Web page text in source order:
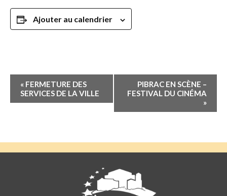
Ajouter au calendrier
Navigation
Évènement
« FERMETURE DES
SERVICES DE LA VILLE
PIBRAC EN SCÈNE –
FESTIVAL DU CINÉMA
»